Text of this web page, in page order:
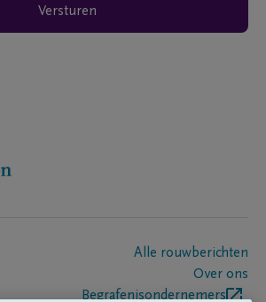
Versturen
Alle rouwberichten
Over ons
Begrafenisondernemers